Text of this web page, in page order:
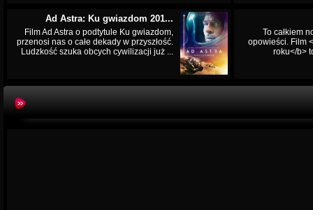
Ad Astra: Ku gwiazdom 201...
Film Ad Astra o podtytule Ku gwiazdom,
przenosi nas o całe dekady w przyszłość.
Ludzkość szuka obcych cywilizacji już ...
To całkiem
opowieści. Film
roku</b>